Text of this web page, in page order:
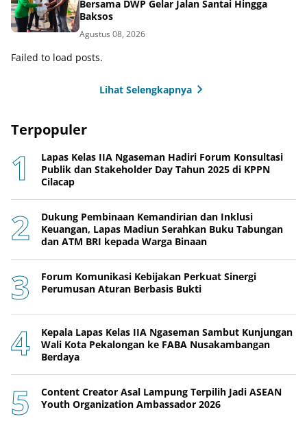
Bersama DWP Gelar Jalan Santai Hingga
Baksos
Agustus 08, 2026
Failed to load posts.
Lihat Selengkapnya
Terpopuler
Lapas Kelas IIA Ngaseman Hadiri Forum Konsultasi
Publik dan Stakeholder Day Tahun 2025 di KPPN
Cilacap
Dukung Pembinaan Kemandirian dan Inklusi
Keuangan, Lapas Madiun Serahkan Buku Tabungan
dan ATM BRI kepada Warga Binaan
Forum Komunikasi Kebijakan Perkuat Sinergi
Perumusan Aturan Berbasis Bukti
Kepala Lapas Kelas IIA Ngaseman Sambut Kunjungan
Wali Kota Pekalongan ke FABA Nusakambangan
Berdaya
Content Creator Asal Lampung Terpilih Jadi ASEAN
Youth Organization Ambassador 2026